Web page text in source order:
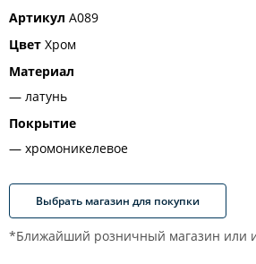
Артикул A089
Цвет Хром
Материал
латунь
Покрытие
хромоникелевое
Выбрать магазин для покупки
*Ближайший розничный магазин или